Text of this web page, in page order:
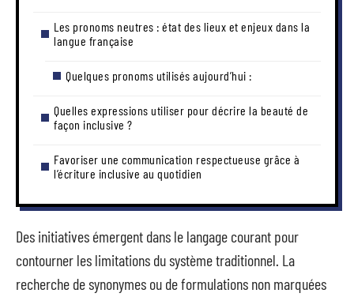
Les pronoms neutres : état des lieux et enjeux dans la
langue française
Quelques pronoms utilisés aujourd’hui :
Quelles expressions utiliser pour décrire la beauté de
façon inclusive ?
Favoriser une communication respectueuse grâce à
l’écriture inclusive au quotidien
Des initiatives émergent dans le langage courant pour
contourner les limitations du système traditionnel. La
recherche de synonymes ou de formulations non marquées